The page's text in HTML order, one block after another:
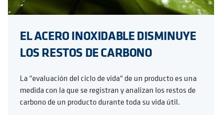
EL ACERO INOXIDABLE DISMINUYE
LOS RESTOS DE CARBONO
La "evaluación del ciclo de vida" de un producto es una
medida con la que se registran y analizan los restos de
carbono de un producto durante toda su vida útil.